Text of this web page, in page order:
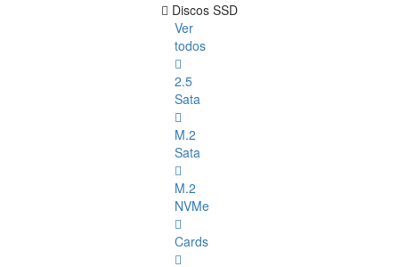
Discos SSD
Ver
todos
2.5
Sata
M.2
Sata
M.2
NVMe
Cards